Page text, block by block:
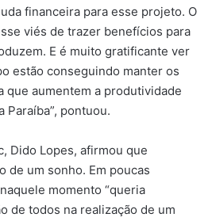
financeira para esse projeto. O
viés de trazer benefícios para
E é muito gratificante ver
estão conseguindo manter os
que aumentem a produtividade
Paraíba”, pontuou.
Dido Lopes, afirmou que
de um sonho. Em poucas
momento “queria
de todos na realização de um